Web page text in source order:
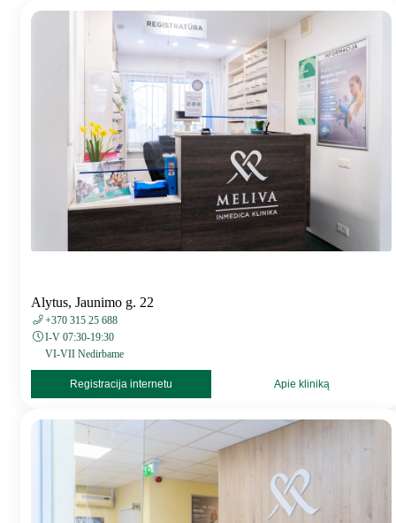
Alytus, Jaunimo g. 22
+370 315 25 688
I-V 07:30-19:30
VI-VII Nedirbame
Registracija internetu Apie kliniką